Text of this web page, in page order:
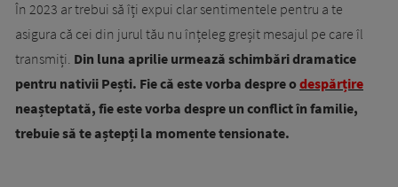
În 2023 ar trebui să îți expui clar sentimentele pentru a te
asigura că cei din jurul tău nu înțeleg greșit mesajul pe care îl
transmiți. Din luna aprilie urmează schimbări dramatice
pentru nativii Pești. Fie că este vorba despre odespărțire
neașteptată, fie este vorba despre un conflict în familie,
trebuie să te aștepți la momente tensionate.